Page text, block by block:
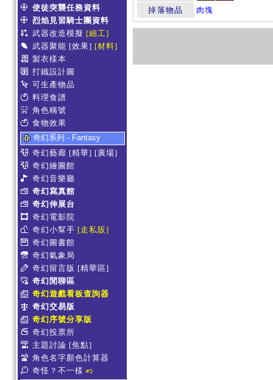
使徒突襲任務資料
烈焰見習騎士團資料
武器改造模擬 [細工]
武器聚能 [效果] [材料]
製衣樣本
打鐵設計圖
可生產物品
料理食譜
角色稱號
食物效果
奇幻系列 - Fantasy
奇幻藝廊 [精華] [廣場]
奇幻繪圖館
奇幻音樂廳
奇幻寫真館
奇幻伸展台
奇幻電影院
奇幻小幫手 [走私販]
奇幻圖書館
奇幻氣象局
奇幻留言版 [精華區]
奇幻閒聊區
奇幻遊戲看板查詢器
奇幻交易版
奇幻序號分享版
奇幻投票所
主題討論 [焦點]
角色名字顏色計算器
奇怪？不一樣 #5
掉落物品
肉塊